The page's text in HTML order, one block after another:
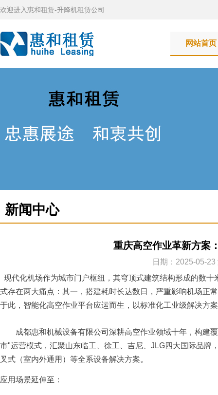
欢迎进入惠和租赁-升降机租赁公司
网站首页
新闻中心
重庆高空作业革新方案
日期：2025-05-
现代化机场作为城市门户枢纽，其穹顶式建筑结构形成的数
式存在两大痛点：其一，搭建耗时长达数日，严重影响机场正
于此，智能化高空作业平台应运而生，以标准化工业级解决方
成都惠和机械设备有限公司深耕高空作业领域十年，构建
市"运营模式，汇聚山东临工、徐工、吉尼、JLG四大国际品牌
叉式（室内外通用）等全系设备解决方案。
应用场景延伸至：